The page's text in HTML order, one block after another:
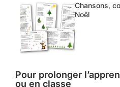
Chansons,
Noël
Pour prolonger
ou en classe